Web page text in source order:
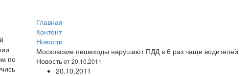
Главная
Контент
Новости
Московские пешеходы нарушают ПДД в 6 раз чаще водителей
Новостьот 20.10.2011
20.10.2011